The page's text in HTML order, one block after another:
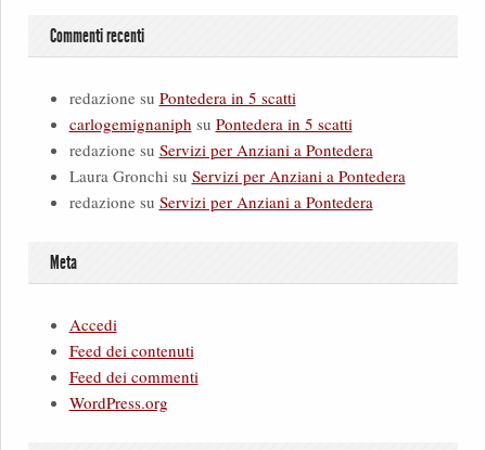
Commenti recenti
redazionesu Pontedera in 5 scatti
carlogemignaniph su Pontedera in 5 scatti
redazionesu Servizi per Anziani a Pontedera
Laura Gronchisu Servizi per Anziani a Pontedera
redazionesu Servizi per Anziani a Pontedera
Meta
Accedi
Feed dei contenuti
Feed dei commenti
WordPress.org